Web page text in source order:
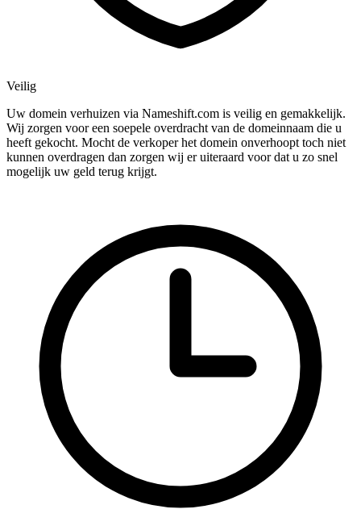
Veilig
Uw domein verhuizen via Nameshift.com is veilig en gemakkelijk.
Wij zorgen voor een soepele overdracht van de domeinnaam die u
heeft gekocht. Mocht de verkoper het domein onverhoopt toch niet
kunnen overdragen dan zorgen wij er uiteraard voor dat u zo snel
mogelijk uw geld terug krijgt.